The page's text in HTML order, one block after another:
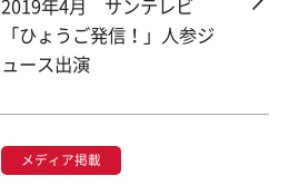
2019年4月 サンテレビ
「ひょうご発信！」人参ジ
ュース出演
メディア掲載